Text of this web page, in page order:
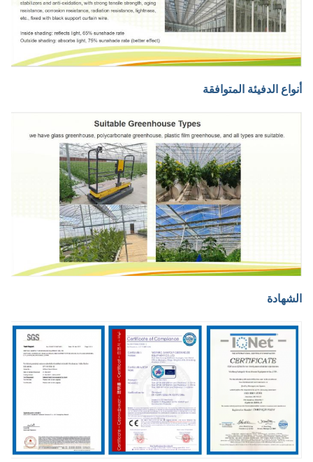
أنواع الدفيئة المتوافقة
الشهادة